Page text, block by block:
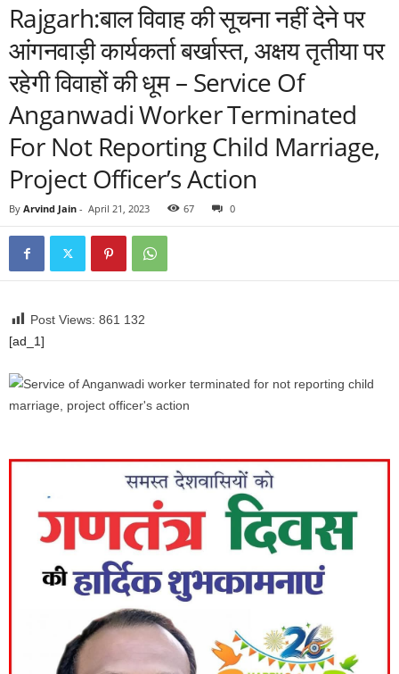
Rajgarh:बाल विवाह की सूचना नहीं देने पर
आंगनवाड़ी कार्यकर्ता बर्खास्त, अक्षय तृतीया पर
रहेगी विवाहों की धूम – Service Of
Anganwadi Worker Terminated
For Not Reporting Child Marriage,
Project Officer’s Action
By Arvind Jain - April 21, 2023 67 0
Post Views: 861 132
[ad_1]